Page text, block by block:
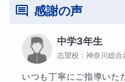
数学において、悩んでい
主に使用している教材（
感謝の声
中学3年生
志望校： 神奈川総合
いつも丁寧にご指導いた